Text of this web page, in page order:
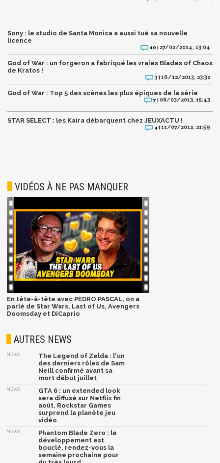
Sony : le studio de Santa Monica a aussi tué sa nouvelle
licence
10 | 27/02/2014, 13:04
God of War : un forgeron a fabriqué les vraies Blades of Chaos
de Kratos !
3 |16/12/2013, 23:32
God of War : Top 5 des scènes les plus épiques de la série
7 | 08/03/2013, 15:43
STAR SELECT : les Kaira débarquent chez JEUXACTU !
4 |11/07/2012, 21:59
VIDÉOS À NE PAS MANQUER
En tête-à-tête avec PEDRO PASCAL, on a
parlé de Star Wars, Last of Us, Avengers
Doomsday et DiCaprio
AUTRES NEWS
NEWS
The Legend of Zelda : l'un
des derniers rôles de Sam
Neill confirmé avant sa
mort début juillet
NEWS
GTA 6 : un extended look
sera diffusé sur Netflix fin
août, Rockstar Games
surprend la planète jeu
vidéo
NEWS
Phantom Blade Zero : le
développement est
bouclé, rendez-vous la
semaine prochaine pour